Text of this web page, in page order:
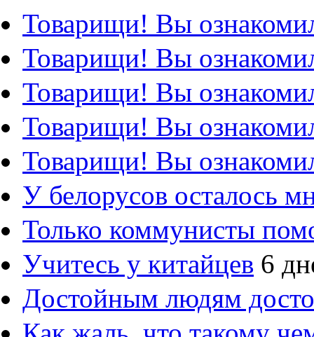
Товарищи! Вы
Товарищи! Вы
Товарищи! Вы
Товарищи! Вы
Товарищи! Вы
У белорусов осталось
Только коммунисты
Учитесь у китайцев 6
Достойным людям